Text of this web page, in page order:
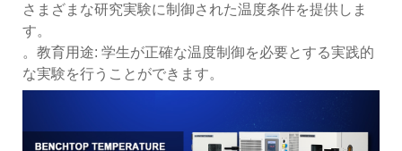
さまざまな研究実験に制御された温度条件を提供しま
す。
。教育用途: 学生が正確な温度制御を必要とする実践的
な実験を行うことができます。